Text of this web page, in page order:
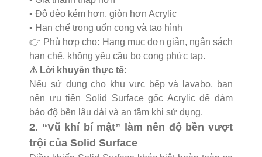
▪️ Độ dẻo kém hơn, giòn hơn Acrylic
▪️ Hạn chế trong uốn cong và tạo hình
👉 Phù hợp cho: Hạng mục đơn giản, ngân sách
hạn chế, không yêu cầu bo cong phức tạp.
⚠ Lời khuyên thực tế:
Nếu sử dụng cho khu vực bếp và lavabo, bạn
nên ưu tiên Solid Surface gốc Acrylic để đảm
bảo độ bền lâu dài và an tâm khi sử dụng.
2. “Vũ khí bí mật” làm nên độ bền vượt
trội của Solid Surface